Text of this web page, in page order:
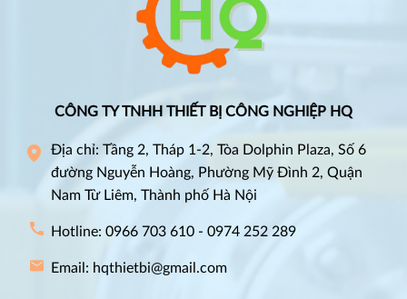
CÔNG TY TNHH THIẾT BỊ CÔNG NGHIỆP HQ
Địa chỉ: Tầng 2, Tháp 1-2, Tòa Dolphin Plaza, Số 6
đường Nguyễn Hoàng, Phường Mỹ Đình 2, Quận
Nam Từ Liêm, Thành phố Hà Nội
Hotline: 0966 703 610 - 0974 252 289
Email: hqthietbi@gmail.com